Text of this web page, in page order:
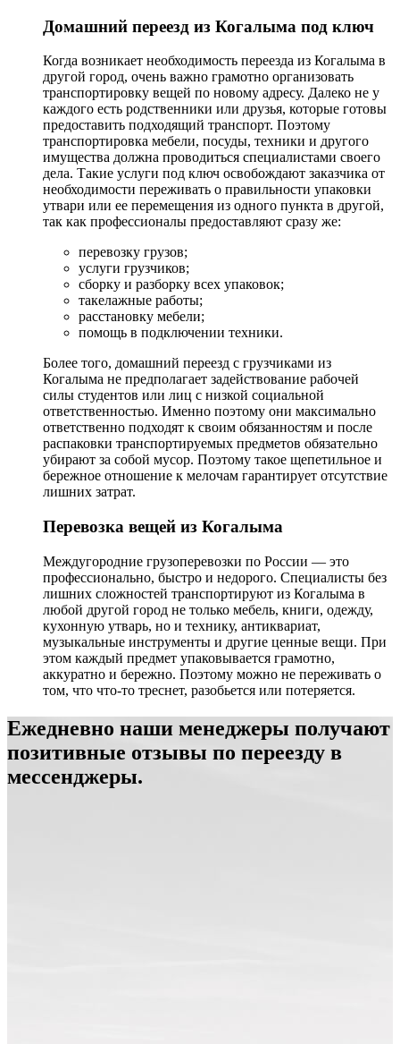
Домашний переезд из Когалыма под ключ
Когда возникает необходимость переезда из Когалыма в
другой город, очень важно грамотно организовать
транспортировку вещей по новому адресу. Далеко не у
каждого есть родственники или друзья, которые готовы
предоставить подходящий транспорт. Поэтому
транспортировка мебели, посуды, техники и другого
имущества должна проводиться специалистами своего
дела. Такие услуги под ключ освобождают заказчика от
необходимости переживать о правильности упаковки
утвари или ее перемещения из одного пункта в другой,
так как профессионалы предоставляют сразу же:
перевозку грузов;
услуги грузчиков;
сборку и разборку всех упаковок;
такелажные работы;
расстановку мебели;
помощь в подключении техники.
Более того, домашний переезд с грузчиками из
Когалыма не предполагает задействование рабочей
силы студентов или лиц с низкой социальной
ответственностью. Именно поэтому они максимально
ответственно подходят к своим обязанностям и после
распаковки транспортируемых предметов обязательно
убирают за собой мусор. Поэтому такое щепетильное и
бережное отношение к мелочам гарантирует отсутствие
лишних затрат.
Перевозка вещей из Когалыма
Междугородние грузоперевозки по России — это
профессионально, быстро и недорого. Специалисты без
лишних сложностей транспортируют из Когалыма в
любой другой город не только мебель, книги, одежду,
кухонную утварь, но и технику, антиквариат,
музыкальные инструменты и другие ценные вещи. При
этом каждый предмет упаковывается грамотно,
аккуратно и бережно. Поэтому можно не переживать о
том, что что-то треснет, разобьется или потеряется.
Ежедневно наши менеджеры получают
позитивные отзывы по переезду в
мессенджеры.